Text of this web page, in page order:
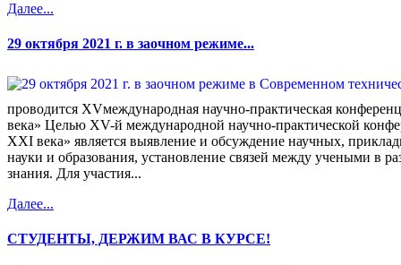
Далее...
29 октября 2021 г. в заочном режиме...
проводится XVмеждународная научно-практическая
века» Целью XV-й международной научно-практической
XXI века» является выявление и обсуждение научных,
науки и образования, установление связей между учеными в
знания. Для участия...
Далее...
СТУДЕНТЫ, ДЕРЖИМ ВАС В КУРСЕ!